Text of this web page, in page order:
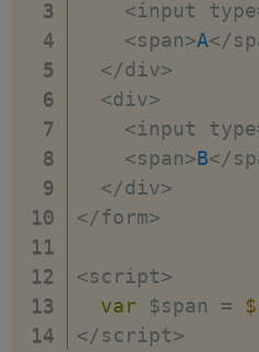
<input type
<span>A</
</div>
<div>
<input type
<span>B</
</div>
</form>
<script>
var $span = $
</script>